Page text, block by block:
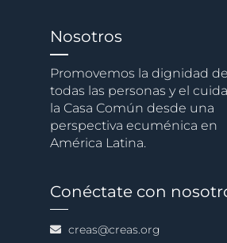
Nosotros
Promovemos la dignidad de
todas las personas y el
la Casa Común desde una
perspectiva ecuménica en
América Latina.
Conéctate con
creas@creas.org